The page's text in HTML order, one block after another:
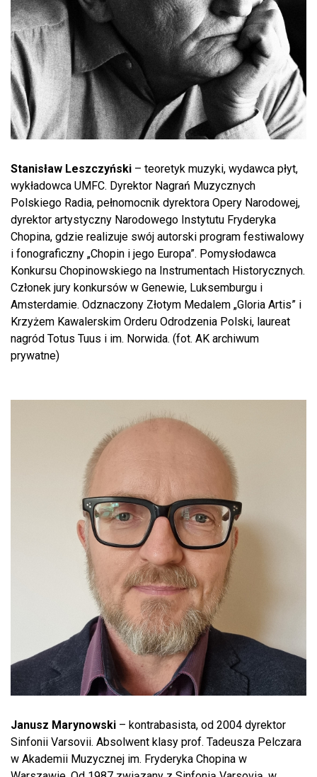
Stanisław Leszczyński – teoretyk muzyki, wydawca płyt,
wykładowca UMFC. Dyrektor Nagrań Muzycznych
Polskiego Radia, pełnomocnik dyrektora Opery Narodowej,
dyrektor artystyczny Narodowego Instytutu Fryderyka
Chopina, gdzie realizuje swój autorski program festiwalowy
i fonograficzny „Chopin i jego Europa”. Pomysłodawca
Konkursu Chopinowskiego na Instrumentach Historycznych.
Członek jury konkursów w Genewie, Luksemburgu i
Amsterdamie. Odznaczony Złotym Medalem „Gloria Artis” i
Krzyżem Kawalerskim Orderu Odrodzenia Polski, laureat
nagród Totus Tuus i im. Norwida. (fot. AK archiwum
prywatne)
Janusz Marynowski – kontrabasista, od 2004 dyrektor
Sinfonii Varsovii. Absolwent klasy prof. Tadeusza Pelczara
w Akademii Muzycznej im. Fryderyka Chopina w